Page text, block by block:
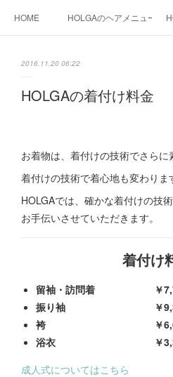
HOME HOLGAのヘアメニュー
2016.11.20 06:22
HOLGAの着付け料金
お着物は、着付けの技術でさらに
着付けの技術で着心地も変わりま
HOLGAでは、確かな着付けの技
お手伝いさせていただきます。
着付け
留袖・訪問着 ￥
振り袖 ￥
袴 ￥
浴衣 ￥3,300 (
成人式についてはこちら